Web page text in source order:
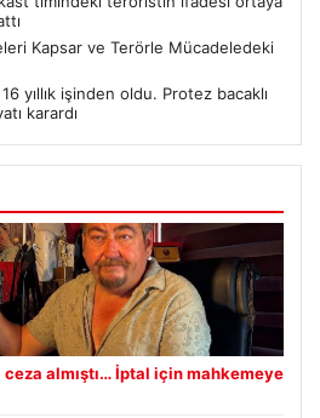
Kapsar ve Terörle Mücadeledeki
yıllık işinden oldu. Protez bacaklı
karardı
almıştı… İptal için mahkemeye